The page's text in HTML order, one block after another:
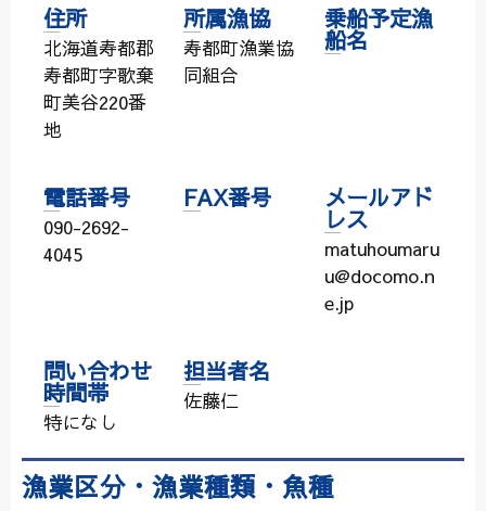
住所
北海道寿都郡
寿都町字歌棄
町美谷220番
地
所属漁協
寿都町漁業協
同組合
乗船予定漁
船名
電話番号
090-2692-
4045
FAX番号 メールアド
レス
matuhoumaru
u@docomo.n
e.jp
問い合わせ
時間帯
特になし
担当者名
佐藤仁
漁業区分・漁業種類・魚種